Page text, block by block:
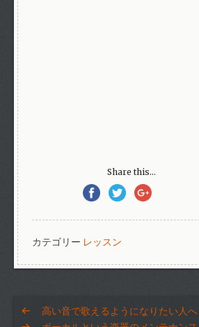
Share this...
カテゴリー レッスン
高い音で歌えるようになりたい人へ